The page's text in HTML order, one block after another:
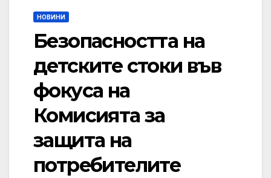
НОВИНИ
Безопасността на
детските стоки във
фокуса на
Комисията за
защита на
потребителите